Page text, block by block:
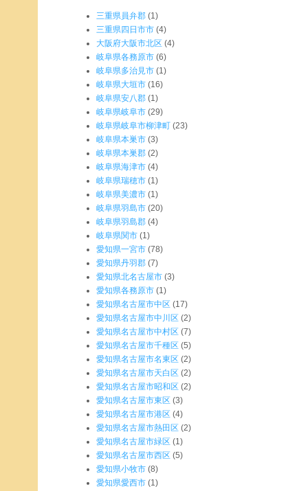
三重県員弁郡 (1)
三重県四日市市 (4)
大阪府大阪市北区 (4)
岐阜県各務原市 (6)
岐阜県多治見市 (1)
岐阜県大垣市 (16)
岐阜県安八郡 (1)
岐阜県岐阜市 (29)
岐阜県岐阜市柳津町 (23)
岐阜県本巣市 (3)
岐阜県本巣郡 (2)
岐阜県海津市 (4)
岐阜県瑞穂市 (1)
岐阜県美濃市 (1)
岐阜県羽島市 (20)
岐阜県羽島郡 (4)
岐阜県関市 (1)
愛知県一宮市 (78)
愛知県丹羽郡 (7)
愛知県北名古屋市 (3)
愛知県各務原市 (1)
愛知県名古屋市中区 (17)
愛知県名古屋市中川区 (2)
愛知県名古屋市中村区 (7)
愛知県名古屋市千種区 (5)
愛知県名古屋市名東区 (2)
愛知県名古屋市天白区 (2)
愛知県名古屋市昭和区 (2)
愛知県名古屋市東区 (3)
愛知県名古屋市港区 (4)
愛知県名古屋市熱田区 (2)
愛知県名古屋市緑区 (1)
愛知県名古屋市西区 (5)
愛知県小牧市 (8)
愛知県愛西市 (1)